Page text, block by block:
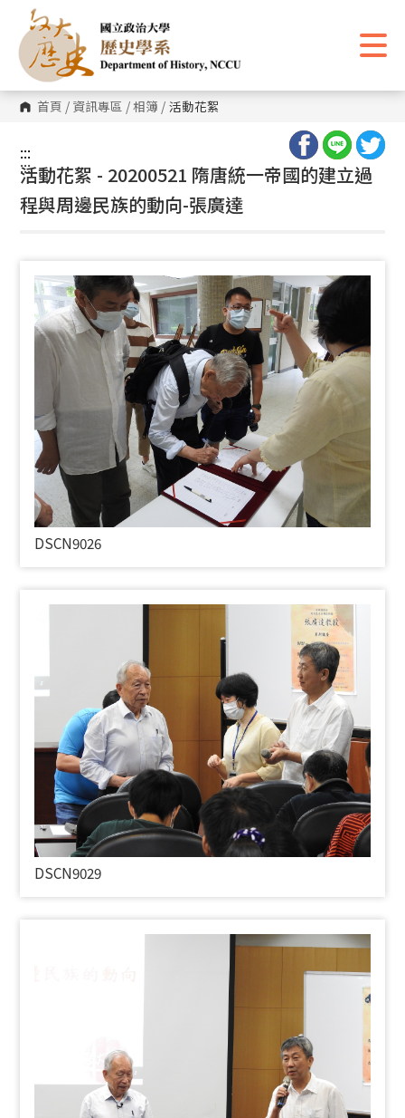
主
要
內
區
塊 首頁 / 資訊專區 /相簿 / 活動花絮
:::
:::
活動花絮 - 20200521 隋唐統一帝國的建立過
程與周邊民族的動向-張廣達
DSCN9026
DSCN9029